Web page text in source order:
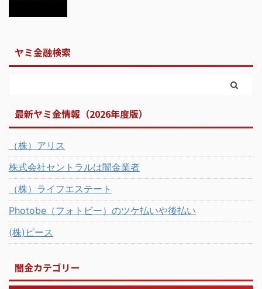
ヤミ金融検索
最新ヤミ金情報（2026年度版）
（株）アリス
株式会社セントラルは闇金業者
（株）ライフエステート
Photobe（フォトビー）のツケ払いや後払い
(株)ピース
闇金カテゴリー